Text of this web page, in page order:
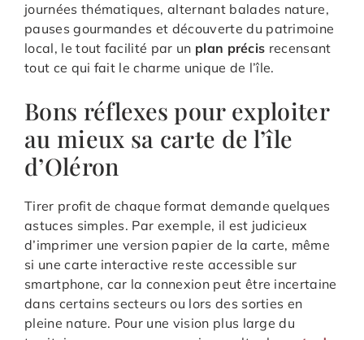
journées thématiques, alternant balades nature,
pauses gourmandes et découverte du patrimoine
local, le tout facilité par un plan précis recensant
tout ce qui fait le charme unique de l’île.
Bons réflexes pour exploiter
au mieux sa carte de l’île
d’Oléron
Tirer profit de chaque format demande quelques
astuces simples. Par exemple, il est judicieux
d’imprimer une version papier de la carte, même
si une carte interactive reste accessible sur
smartphone, car la connexion peut être incertaine
dans certains secteurs ou lors des sorties en
pleine nature. Pour une vision plus large du